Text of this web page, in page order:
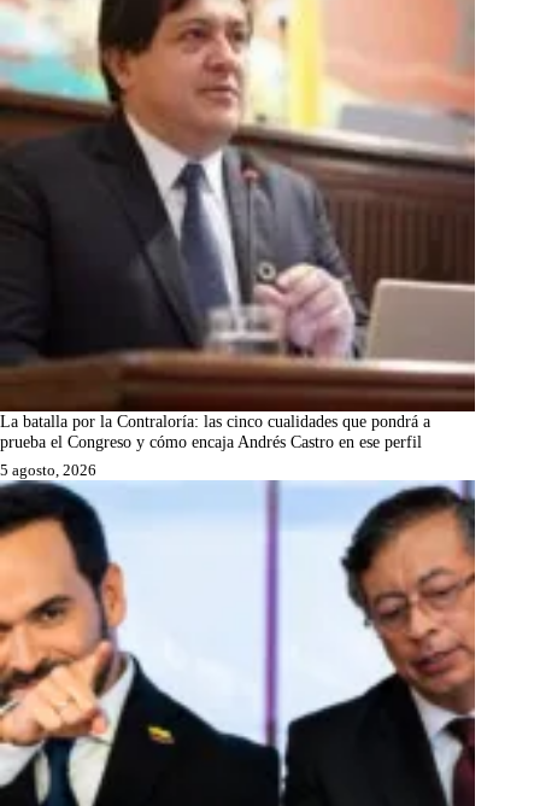
La batalla por la Contraloría: las cinco cualidades que pondrá a
prueba el Congreso y cómo encaja Andrés Castro en ese perfil
5 agosto, 2026